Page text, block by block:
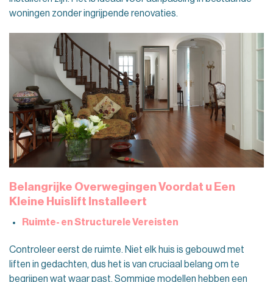
woningen zonder ingrijpende renovaties.
Belangrijke Overwegingen Voordat u Een
Kleine Huislift Installeert
Ruimte- en Structurele Vereisten
Controleer eerst de ruimte. Niet elk huis is gebouwd met
liften in gedachten, dus het is van cruciaal belang om te
begrijpen wat waar past. Sommige modellen hebben een